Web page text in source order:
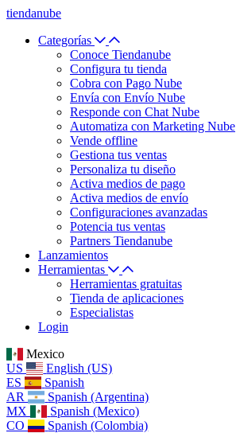
tiendanube
Categorías
Conoce Tiendanube
Configura tu tienda
Cobra con Pago Nube
Envía con Envío Nube
Responde con Chat Nube
Automatiza con Marketing Nube
Vende offline
Gestiona tus ventas
Personaliza tu diseño
Activa medios de pago
Activa medios de envío
Configuraciones avanzadas
Potencia tus ventas
Partners Tiendanube
Lanzamientos
Herramientas
Herramientas gratuitas
Tienda de aplicaciones
Especialistas
Login
Mexico
US
English (US)
ES
Spanish
AR
Spanish (Argentina)
MX
Spanish (Mexico)
CO
Spanish (Colombia)